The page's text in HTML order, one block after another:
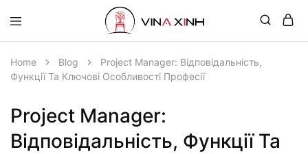
Home Blog
Project Manager: Відповідальність,
Функції Та Ключові Особливості Професії
Project Manager:
Відповідальність, Функції Та